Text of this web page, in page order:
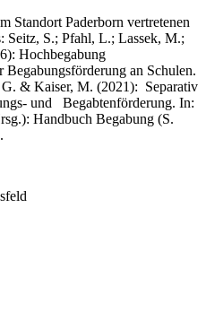
Standort Paderborn vertretenen
Seitz, S.; Pfahl, L.; Lassek, M.;
Hochbegabung
an Schulen.
& Kaiser, M. (2021): Separativ
und Begabtenförderung. In:
Handbuch Begabung (S.